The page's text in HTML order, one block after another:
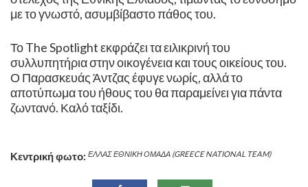
με το γνωστό, ασυμβίβαστο πάθος του.
​Το The Spotlight εκφράζει τα ειλικρινή του
συλλυπητήρια στην οικογένεια και τους οικείους του.
Ο Παρασκευάς Άντζας έφυγε νωρίς, αλλά το
αποτύπωμα του ήθους του θα παραμείνει για πάντα
ζωντανό. ​Καλό ταξίδι.
Κεντρική φωτο: ΕΛΛΑΣ ΕΘΝΙΚΗ ΟΜΑΔΑ (GREECE NATIONAL TEAM)